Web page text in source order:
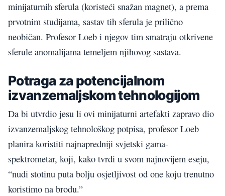
minijaturnih sferula (koristeći snažan magnet), a prema
prvotnim studijama, sastav tih sferula je prilično
neobičan. Profesor Loeb i njegov tim smatraju otkrivene
sferule anomalijama temeljem njihovog sastava.
Potraga za potencijalnom
izvanzemaljskom tehnologijom
Da bi utvrdio jesu li ovi minijaturni artefakti zapravo dio
izvanzemaljskog tehnološkog potpisa, profesor Loeb
planira koristiti najnapredniji svjetski gama-
spektrometar, koji, kako tvrdi u svom najnovijem eseju,
“nudi stotinu puta bolju osjetljivost od one koju trenutno
koristimo na brodu.”